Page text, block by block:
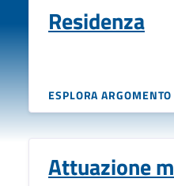
Residenza
ESPLORA ARGOMENTO
Attuazione